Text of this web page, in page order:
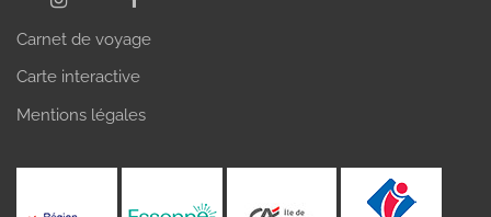
Carnet de voyage
Carte interactive
Mentions légales